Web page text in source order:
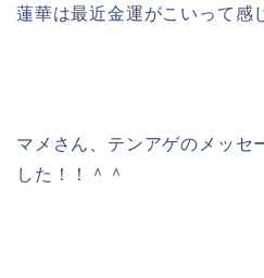
蓮華は最近金運がこいって感
マメさん、テンアゲのメッセ
した！！＾＾